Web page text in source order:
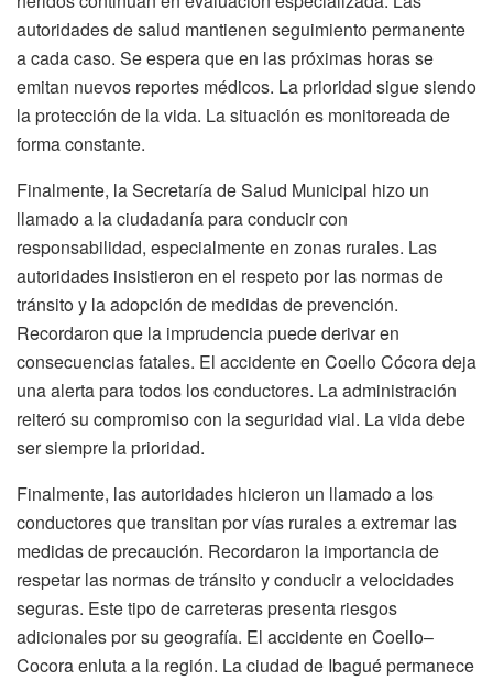
autoridades de salud mantienen seguimiento permanente
a cada caso. Se espera que en las próximas horas se
emitan nuevos reportes médicos. La prioridad sigue siendo
la protección de la vida. La situación es monitoreada de
forma constante.
Finalmente, la Secretaría de Salud Municipal hizo un
llamado a la ciudadanía para conducir con
responsabilidad, especialmente en zonas rurales. Las
autoridades insistieron en el respeto por las normas de
tránsito y la adopción de medidas de prevención.
Recordaron que la imprudencia puede derivar en
consecuencias fatales. El accidente en Coello Cócora deja
una alerta para todos los conductores. La administración
reiteró su compromiso con la seguridad vial. La vida debe
ser siempre la prioridad.
Finalmente, las autoridades hicieron un llamado a los
conductores que transitan por vías rurales a extremar las
medidas de precaución. Recordaron la importancia de
respetar las normas de tránsito y conducir a velocidades
seguras. Este tipo de carreteras presenta riesgos
adicionales por su geografía. El accidente en Coello–
Cocora enluta a la región. La ciudad de Ibagué permanece